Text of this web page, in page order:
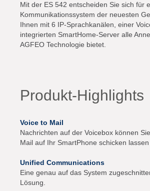
Mit der ES 542 entscheiden Sie sich für
Kommunikationssystem der neuesten
Ihnen mit 6 IP-Sprachkanälen, einer
integrierten SmartHome-Server alle
AGFEO Technologie bietet.
Produkt-Highlights
Voice to Mail
Nachrichten auf der Voicebox können
Mail auf Ihr SmartPhone schicken lassen
Unified Communications
Eine genau auf das System
Lösung.